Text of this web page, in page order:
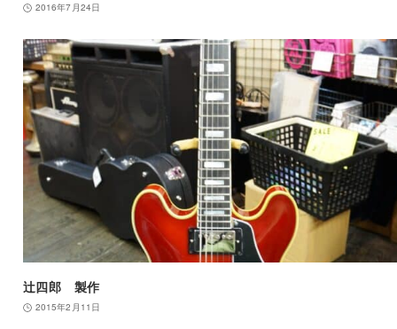
2016年7月24日
辻四郎 製作
2015年2月11日